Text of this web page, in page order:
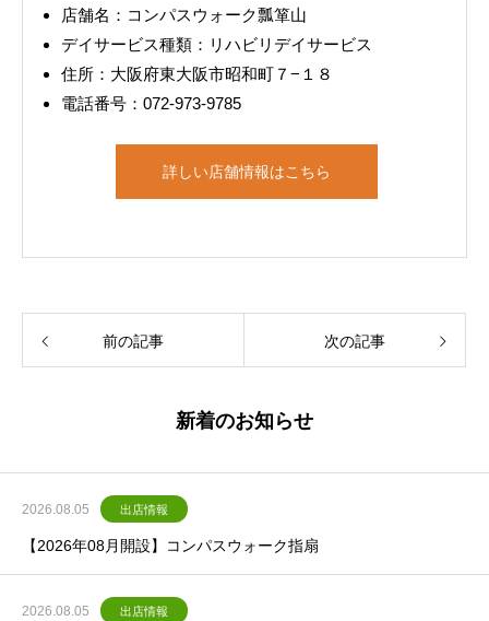
店舗名：コンパスウォーク瓢箪山
デイサービス種類：リハビリデイサービス
住所：大阪府東大阪市昭和町７−１８
電話番号：072-973-9785
詳しい店舗情報はこちら
前の記事 次の記事
新着のお知らせ
2026.08.05 出店情報
【2026年08月開設】コンパスウォーク指扇
2026.08.05 出店情報